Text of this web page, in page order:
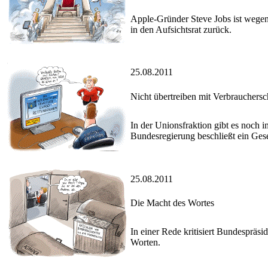
Apple-Gründer Steve Jobs ist
in den Aufsichtsrat zurück.
25.08.2011
Nicht übertreiben mit
In der Unionsfraktion gibt es noch
Bundesregierung beschließt ein
25.08.2011
Die Macht des Wortes
In einer Rede kritisiert
Worten.